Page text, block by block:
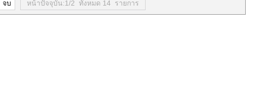
จบ หน้าปัจจุบัน:1/2 ทั้งหมด 14 รายการ